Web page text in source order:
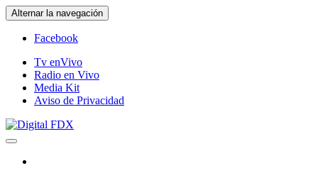
Saltar
al
contenido
Alternar la navegación
Facebook
Tv enVivo
Radio en Vivo
Media Kit
Aviso de Privacidad
Digital FDX